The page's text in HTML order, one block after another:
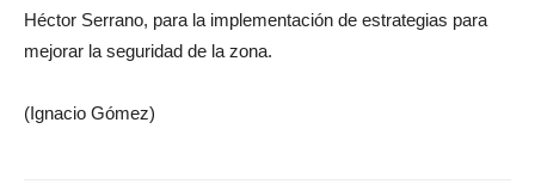
Héctor Serrano, para la implementación de estrategias para
mejorar la seguridad de la zona.
(Ignacio Gómez)